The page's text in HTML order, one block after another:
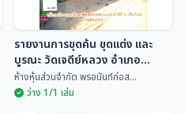
รายงานการขุดค้น ขุดแต่ง และ
บูรณะ วัดเจดีย์หลวง อำเภอ
เชียงแสน จังหวัดเชียงราย
ห้างหุ้นส่วนจำกัด พรอนันท์ก่อส...
ว่าง 1/1 เล่ม